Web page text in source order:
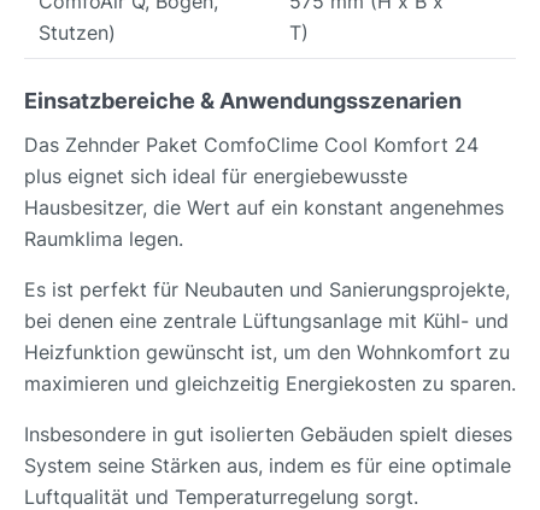
Stutzen)
T)
Einsatzbereiche & Anwendungsszenarien
Das Zehnder Paket ComfoClime Cool Komfort 24
plus eignet sich ideal für energiebewusste
Hausbesitzer, die Wert auf ein konstant angenehmes
Raumklima legen.
Es ist perfekt für Neubauten und Sanierungsprojekte,
bei denen eine zentrale Lüftungsanlage mit Kühl- und
Heizfunktion gewünscht ist, um den Wohnkomfort zu
maximieren und gleichzeitig Energiekosten zu sparen.
Insbesondere in gut isolierten Gebäuden spielt dieses
System seine Stärken aus, indem es für eine optimale
Luftqualität und Temperaturregelung sorgt.